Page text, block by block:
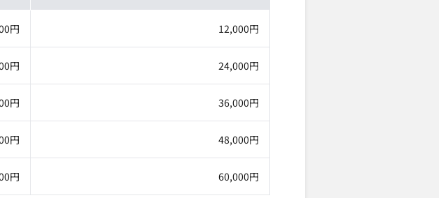
円 12,000円
円 24,000円
円 36,000円
円 48,000円
円 60,000円